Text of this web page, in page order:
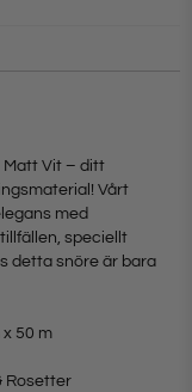
Matt Vit – ditt
Vårt
med
speciellt
detta snöre är bara
50 m
Rosetter